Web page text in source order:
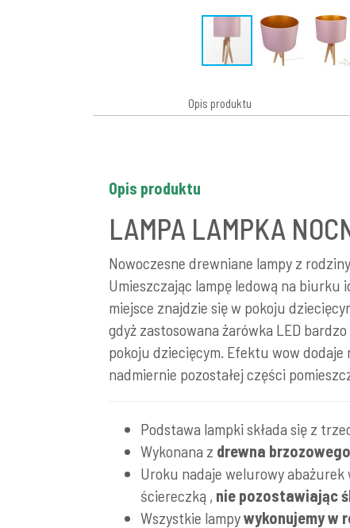
Opis produktu
Opis produktu
LAMPA LAMPKA
Nowoczesne drewniane lampy z
Umieszczając lampę ledową na biurku
miejsce znajdzie się w pokoju
gdyż zastosowana żarówka LED
pokoju dziecięcym. Efektu wow
nadmiernie pozostałej części
Podstawa lampki składa się z
Wykonana z drewna brzozowego
Uroku nadaje welurowy
ściereczką , nie pozostawiając
Wszystkie lampywykonujemy w